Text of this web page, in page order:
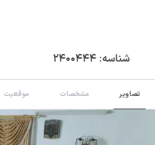
شناسه: 2400444
تصاویر مشخصات موقعیت